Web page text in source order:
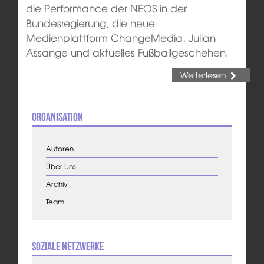
die Performance der NEOS in der
Bundesregierung, die neue
Medienplattform ChangeMedia, Julian
Assange und aktuelles Fußballgeschehen.
Weiterlesen
Organisation
Autoren
Über Uns
Archiv
Team
Soziale Netzwerke